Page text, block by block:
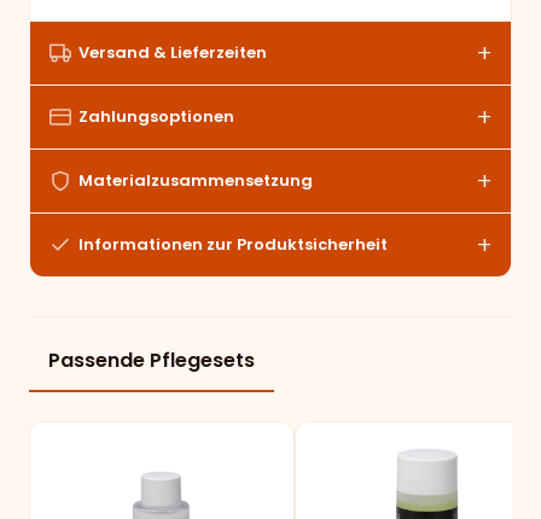
Versand & Lieferzeiten
Zahlungsoptionen
Materialzusammensetzung
Informationen zur Produktsicherheit
Passende Pflegesets